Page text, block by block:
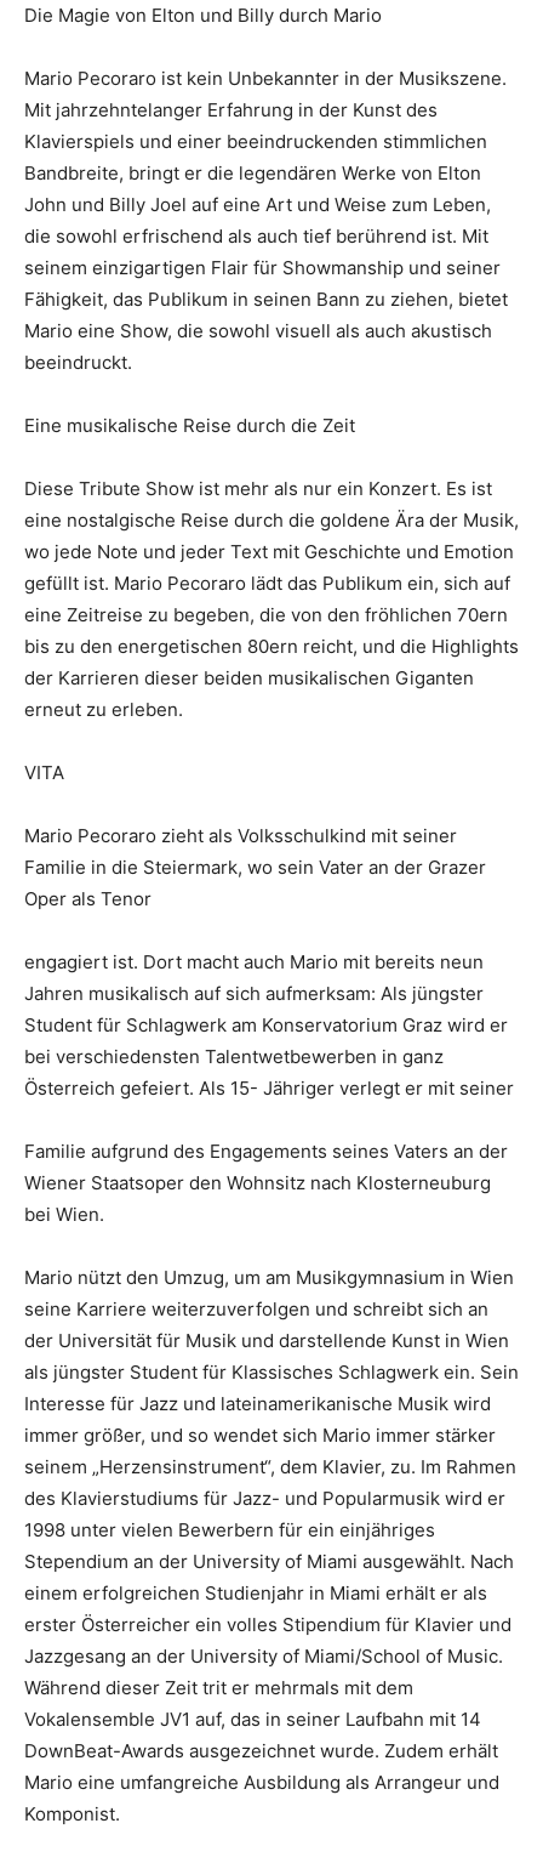
Die Magie von Elton und Billy durch Mario
Mario Pecoraro ist kein Unbekannter in der Musikszene.
Mit jahrzehntelanger Erfahrung in der Kunst des
Klavierspiels und einer beeindruckenden stimmlichen
Bandbreite, bringt er die legendären Werke von Elton
John und Billy Joel auf eine Art und Weise zum Leben,
die sowohl erfrischend als auch tief berührend ist. Mit
seinem einzigartigen Flair für Showmanship und seiner
Fähigkeit, das Publikum in seinen Bann zu ziehen, bietet
Mario eine Show, die sowohl visuell als auch akustisch
beeindruckt.
Eine musikalische Reise durch die Zeit
Diese Tribute Show ist mehr als nur ein Konzert. Es ist
eine nostalgische Reise durch die goldene Ära der Musik,
wo jede Note und jeder Text mit Geschichte und Emotion
gefüllt ist. Mario Pecoraro lädt das Publikum ein, sich auf
eine Zeitreise zu begeben, die von den fröhlichen 70ern
bis zu den energetischen 80ern reicht, und die Highlights
der Karrieren dieser beiden musikalischen Giganten
erneut zu erleben.
VITA
Mario Pecoraro zieht als Volksschulkind mit seiner
Familie in die Steiermark, wo sein Vater an der Grazer
Oper als Tenor
engagiert ist. Dort macht auch Mario mit bereits neun
Jahren musikalisch auf sich aufmerksam: Als jüngster
Student für Schlagwerk am Konservatorium Graz wird er
bei verschiedensten Talentwetbewerben in ganz
Österreich gefeiert. Als 15- Jähriger verlegt er mit seiner
Familie aufgrund des Engagements seines Vaters an der
Wiener Staatsoper den Wohnsitz nach Klosterneuburg
bei Wien.
Mario nützt den Umzug, um am Musikgymnasium in Wien
seine Karriere weiterzuverfolgen und schreibt sich an
der Universität für Musik und darstellende Kunst in Wien
als jüngster Student für Klassisches Schlagwerk ein. Sein
Interesse für Jazz und lateinamerikanische Musik wird
immer größer, und so wendet sich Mario immer stärker
seinem „Herzensinstrument“, dem Klavier, zu. Im Rahmen
des Klavierstudiums für Jazz- und Popularmusik wird er
1998 unter vielen Bewerbern für ein einjähriges
Stependium an der University of Miami ausgewählt. Nach
einem erfolgreichen Studienjahr in Miami erhält er als
erster Österreicher ein volles Stipendium für Klavier und
Jazzgesang an der University of Miami/School of Music.
Während dieser Zeit trit er mehrmals mit dem
Vokalensemble JV1 auf, das in seiner Laufbahn mit 14
DownBeat-Awards ausgezeichnet wurde. Zudem erhält
Mario eine umfangreiche Ausbildung als Arrangeur und
Komponist.